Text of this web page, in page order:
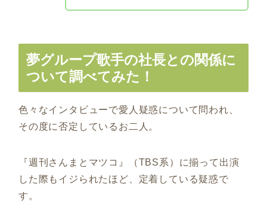
夢グループ歌手の社長との関係に
ついて調べてみた！
色々なインタビューで愛人疑惑について問われ、
その度に否定しているお二人。
『週刊さんまとマツコ』（TBS系）に揃って出演
した際もイジられたほど、定着している疑惑で
す。